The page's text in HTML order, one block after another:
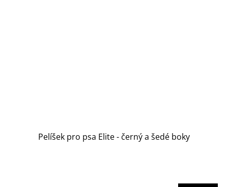
Pelíšek pro psa Elite - černý a šedé boky